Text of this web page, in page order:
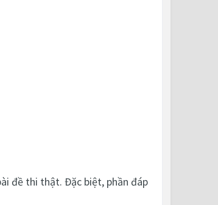
đề thi thật. Đặc biệt, phần đáp